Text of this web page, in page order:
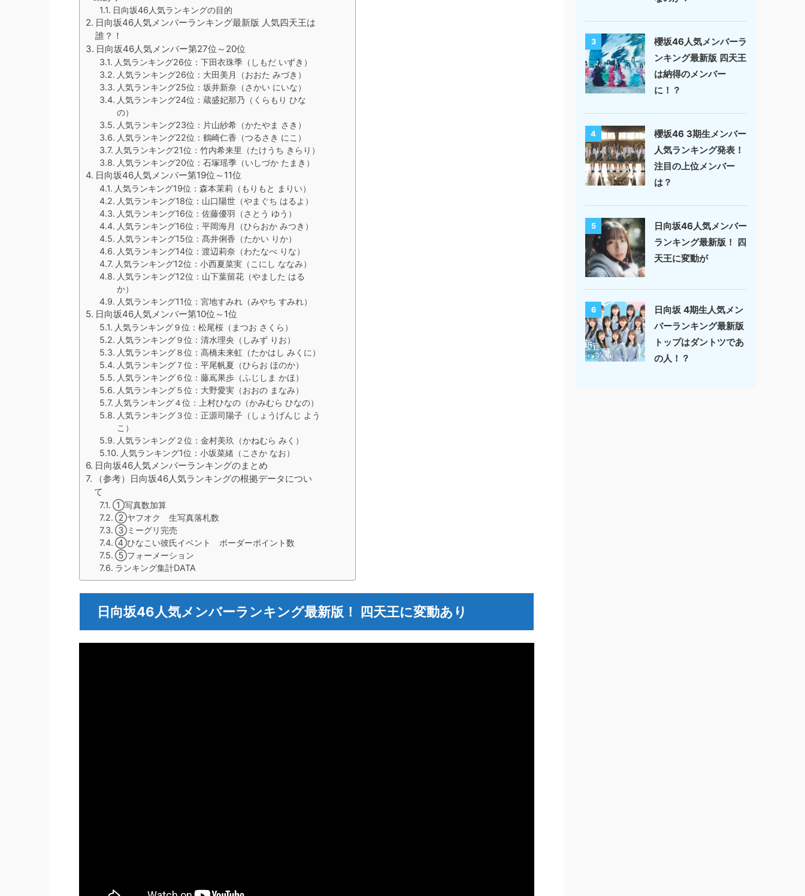
日向坂46人気ランキングの目的
日向坂46人気メンバーランキング最新版 人気四天王は
誰？！
日向坂46人気メンバー第27位～20位
人気ランキング26位：下田衣珠季（しもだ いずき）
人気ランキング26位：大田美月（おおた みづき）
人気ランキング25位：坂井新奈（さかい にいな）
人気ランキング24位：蔵盛妃那乃（くらもり ひな
の）
人気ランキング23位：片山紗希（かたやま さき）
人気ランキング22位：鶴崎仁香（つるさき にこ）
人気ランキング21位：竹内希来里（たけうち きらり）
人気ランキング20位：石塚瑶季（いしづか たまき）
日向坂46人気メンバー第19位～11位
人気ランキング19位：森本茉莉（もりもと まりい）
人気ランキング18位：山口陽世（やまぐち はるよ）
人気ランキング16位：佐藤優羽（さとう ゆう）
人気ランキング16位：平岡海月（ひらおか みつき）
人気ランキング15位：髙井俐香（たかい りか）
人気ランキング14位：渡辺莉奈（わたなべ りな）
人気ランキング12位：小西夏菜実（こにし ななみ）
人気ランキング12位：山下葉留花（やました はる
か）
人気ランキング11位：宮地すみれ（みやち すみれ）
日向坂46人気メンバー第10位～1位
人気ランキング９位：松尾桜（まつお さくら）
人気ランキング９位：清水理央（しみず りお）
人気ランキング８位：高橋未来虹（たかはし みくに）
人気ランキング７位：平尾帆夏（ひらお ほのか）
人気ランキング６位：藤嶌果歩（ふじしま かほ）
人気ランキング５位：大野愛実（おおの まなみ）
人気ランキング４位：上村ひなの（かみむら ひなの）
人気ランキング３位：正源司陽子（しょうげんじ よう
こ）
人気ランキング２位：金村美玖（かねむら みく）
人気ランキング1位：小坂菜緒（こさか なお）
日向坂46人気メンバーランキングのまとめ
（参考）日向坂46人気ランキングの根拠データについ
て
①写真数加算
②ヤフオク 生写真落札数
③ミーグリ完売
④ひなこい彼氏イベント ボーダーポイント数
⑤フォーメーション
ランキング集計DATA
日向坂46人気メンバーランキング最新版！ 四天王に変動あり
3
櫻坂46人気メンバーラ
ンキング最新版 四天王
は納得のメンバー
に！？
4
櫻坂46 3期生メンバー
人気ランキング発表！
注目の上位メンバー
は？
5
日向坂46人気メンバー
ランキング最新版！ 四
天王に変動が
6
日向坂 4期生人気メン
バーランキング最新版
トップはダントツであ
の人！？